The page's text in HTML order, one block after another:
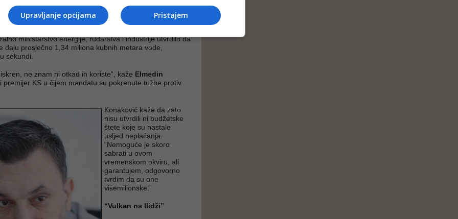
CIN da se na izvorište moglo postaviti i brojilo koje nema
dok se naknada može izračunati i u odnosu na kapacitet
vlada i Agencija to nikada nisu uradile iako su
ministarstvo energije, rudarstva i industrije utvrdilo da
daju prosječno 1,34 miliona kubnih metara vode,
sekundi.
ne znam ni otkad ih koriste”, kaže Elmedin
premijer KS u čijem mandatu su pokrenute tužbe protiv
Konaković kaže da zato
nisu utvrdili ni budžetske
štete koje su nastale
usljed neplaćanja.
“Nemoguće je skoro
sabrati u ovom
vremenskom okviru, ali
garantujem, odgovorno
tvrdim da su one
višemilionske.”
“Vulkan na Ilidži”
Pristajem
Upravljanje opcijama